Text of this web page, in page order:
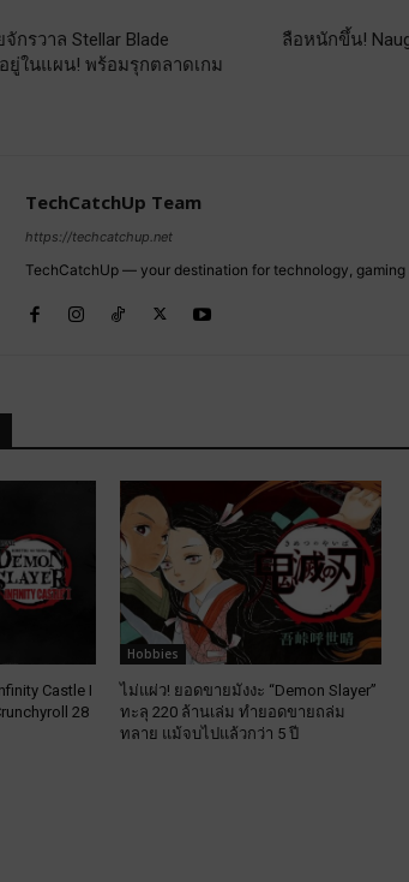
กรวาล Stellar Blade
ในแผน! พร้อมรุกตลาดเกม
ลือหนักขึ้น!
TechCatchUp Team
https://techcatchup.net
TechCatchUp — your destination for technology, gaming
Castle I
28
Hobbies
ไม่แผ่ว! ยอดขายมังงะ “Demon Slayer”
ทะลุ 220 ล้านเล่ม ทำยอดขายถล่ม
ทลาย แม้จบไปแล้วกว่า 5 ปี